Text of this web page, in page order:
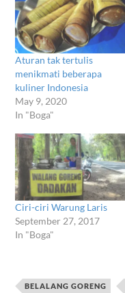
Aturan tak tertulis
menikmati beberapa
kuliner Indonesia
May 9, 2020
In "Boga"
Ciri-ciri Warung Laris
September 27, 2017
In "Boga"
BELALANG GORENG